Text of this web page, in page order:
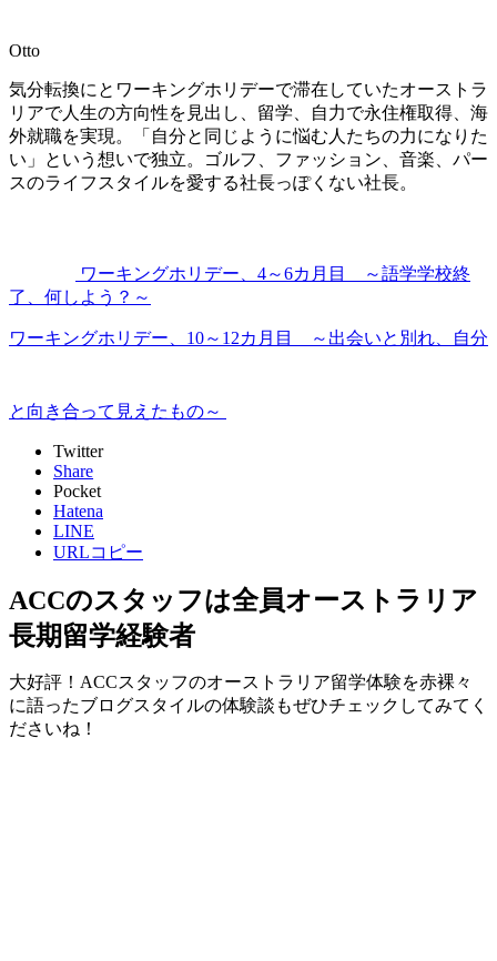
Otto
気分転換にとワーキングホリデーで滞在していたオーストラ
リアで人生の方向性を見出し、留学、自力で永住権取得、海
外就職を実現。「自分と同じように悩む人たちの力になりた
い」という想いで独立。ゴルフ、ファッション、音楽、パー
スのライフスタイルを愛する社長っぽくない社長。
ワーキングホリデー、4～6カ月目 ～語学学校終
了、何しよう？～
ワーキングホリデー、10～12カ月目 ～出会いと別れ、自分
と向き合って見えたもの～
Twitter
Share
Pocket
Hatena
LINE
URLコピー
ACCのスタッフは全員オーストラリア
長期留学経験者
大好評！ACCスタッフのオーストラリア留学体験を赤裸々
に語ったブログスタイルの体験談もぜひチェックしてみてく
ださいね！